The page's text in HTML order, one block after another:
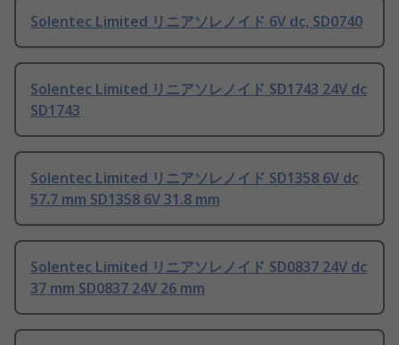
Solentec Limited リニアソレノイド 6V dc, SD0740
Solentec Limited リニアソレノイド SD1743 24V dc
SD1743
Solentec Limited リニアソレノイド SD1358 6V dc
57.7 mm SD1358 6V 31.8 mm
Solentec Limited リニアソレノイド SD0837 24V dc
37 mm SD0837 24V 26 mm